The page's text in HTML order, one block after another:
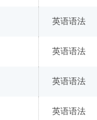
英语语法
英语语法
英语语法
英语语法